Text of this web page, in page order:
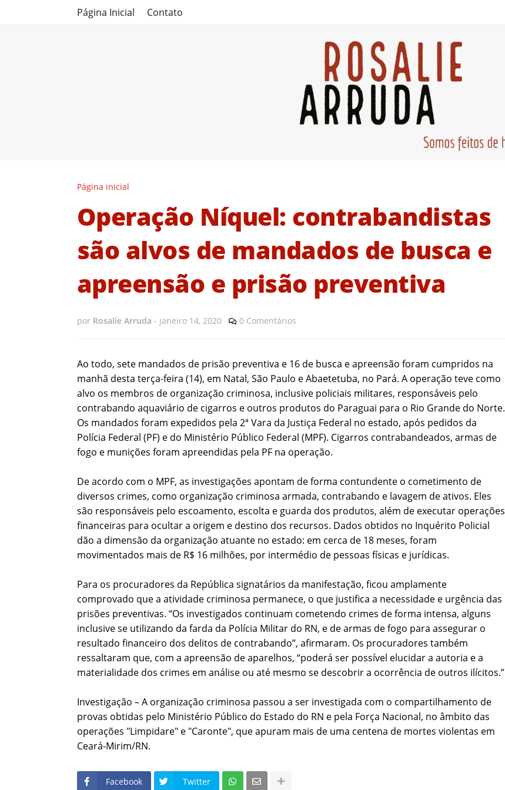
Página Inicial Contato
Página inicial
Operação Níquel: contrabandistas
são alvos de mandados de busca e
apreensão e prisão preventiva
por Rosalie Arruda - janeiro 14, 2020 0 Comentários
Ao todo, sete mandados de prisão preventiva e 16 de busca e apreensão foram cumpridos na
manhã desta terça-feira (14), em Natal, São Paulo e Abaetetuba, no Pará. A operação teve como
alvo os membros de organização criminosa, inclusive policiais militares, responsáveis pelo
contrabando aquaviário de cigarros e outros produtos do Paraguai para o Rio Grande do Norte.
Os mandados foram expedidos pela 2ª Vara da Justiça Federal no estado, após pedidos da
Polícia Federal (PF) e do Ministério Público Federal (MPF). Cigarros contrabandeados, armas de
fogo e munições foram apreendidas pela PF na operação.
De acordo com o MPF, as investigações apontam de forma contundente o cometimento de
diversos crimes, como organização criminosa armada, contrabando e lavagem de ativos. Eles
são responsáveis pelo escoamento, escolta e guarda dos produtos, além de executar operações
financeiras para ocultar a origem e destino dos recursos. Dados obtidos no Inquérito Policial
dão a dimensão da organização atuante no estado: em cerca de 18 meses, foram
movimentados mais de R$ 16 milhões, por intermédio de pessoas físicas e jurídicas.
Para os procuradores da República signatários da manifestação, ficou amplamente
comprovado que a atividade criminosa permanece, o que justifica a necessidade e urgência das
prisões preventivas. “Os investigados continuam cometendo crimes de forma intensa, alguns
inclusive se utilizando da farda da Polícia Militar do RN, e de armas de fogo para assegurar o
resultado financeiro dos delitos de contrabando”, afirmaram. Os procuradores também
ressaltaram que, com a apreensão de aparelhos, “poderá ser possível elucidar a autoria e a
materialidade dos crimes em análise ou até mesmo se descobrir a ocorrência de outros ilícitos.”
Investigação – A organização criminosa passou a ser investigada com o compartilhamento de
provas obtidas pelo Ministério Público do Estado do RN e pela Força Nacional, no âmbito das
operações "Limpidare" e "Caronte", que apuram mais de uma centena de mortes violentas em
Ceará-Mirim/RN.
Facebook Twitter